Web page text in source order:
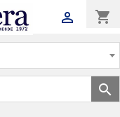
shopping_cart

de 50€ 